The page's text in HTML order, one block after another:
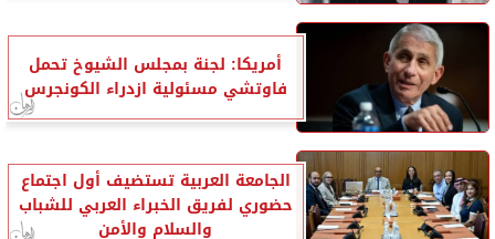
أمريكا: لجنة بمجلس الشيوخ تحمل
فاوتشي مسئولية ازدراء الكونجرس
الجامعة العربية تستضيف أول اجتماع
حضوري لفريق الخبراء العربي للشباب
والسلام والأمن